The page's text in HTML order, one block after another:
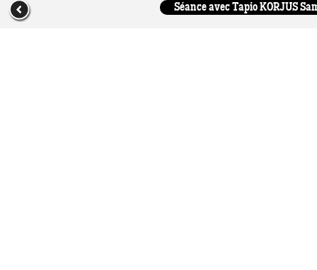
Séance avec Tapio KORJUS